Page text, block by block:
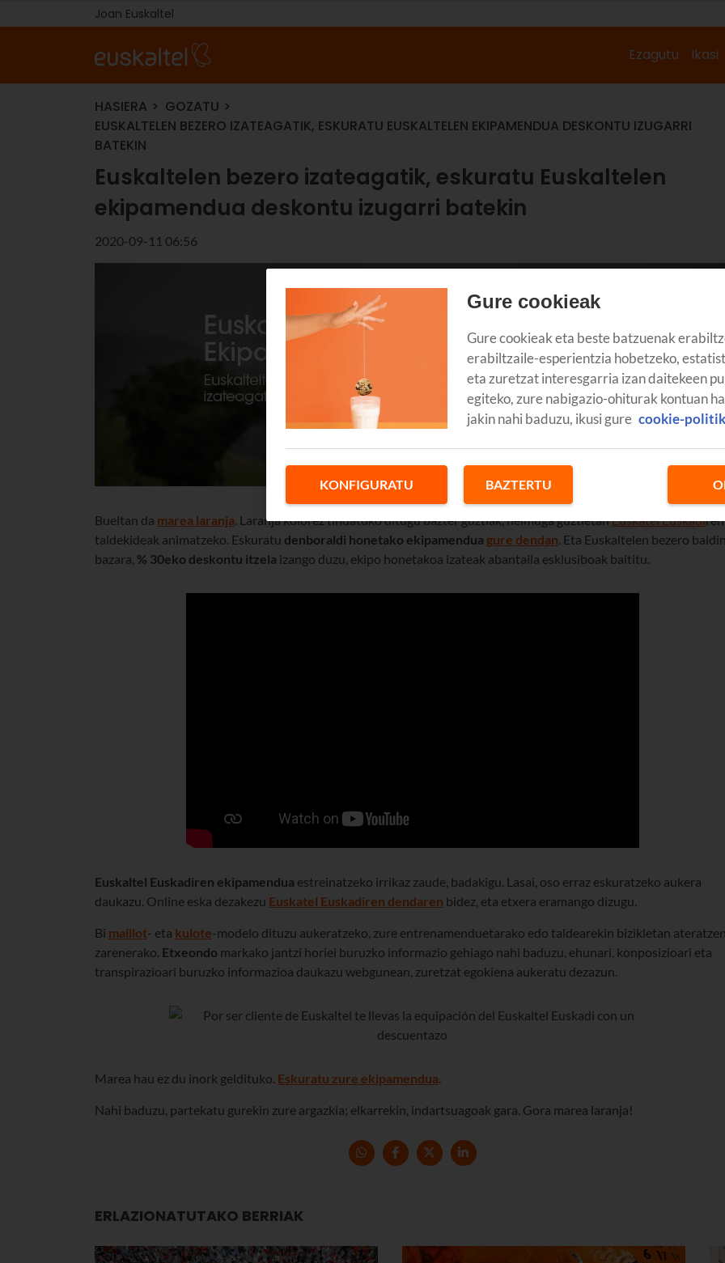
Joan Euskaltel
Ezagutu Ikasi
HASIERA
GOZATU
EUSKALTELEN BEZERO IZATEAGATIK, ESKURATU EUSKALTELEN EKIPAMENDUA DESKONTU IZUGARRI
BATEKIN
Euskaltelen bezero izateagatik, eskuratu Euskaltelen
ekipamendua deskontu izugarri batekin
2020-09-11 06:56
Bueltan da marea laranja . Laranja kolorez tindatuko ditugu bazter guztiak, helmuga guztietanEuskatel Euskadiren
taldekideak animatzeko. Eskuratu denboraldi honetako ekipamendua gure dendan . Eta Euskaltelen bezero
bazara, % 30eko deskontu itzela izango duzu, ekipo honetakoa izateak abantaila esklusiboak baititu.
Euskaltel Euskadiren ekipamendua estreinatzeko irrikaz zaude, badakigu. Lasai, oso erraz eskuratzeko aukera
daukazu. Online eska dezakezu Euskatel Euskadiren dendaren bidez, eta etxera eramango dizugu.
Bi maillot- eta kulote-modelo dituzu aukeratzeko, zure entrenamenduetarako edo taldearekin bizikletan
zarenerako. Etxeondo markako jantzi horiei buruzko informazio gehiago nahi baduzu, ehunari, konposizioari eta
transpirazioari buruzko informazioa daukazu webgunean, zuretzat egokiena aukeratu dezazun.
Marea hau ez du inork geldituko. Eskuratu zure ekipamendua
Nahi baduzu, partekatu gurekin zure argazkia; elkarrekin, indartsuagoak gara. Gora marea laranja!
ERLAZIONATUTAKO BERRIAK
Gure cookieak
Gure cookieak eta beste batzuenak
erabiltzaile-esperientzia hobetzeko,
eta zuretzat interesgarria izan daitekeen
egiteko, zure nabigazio-ohiturak kontuan
jakin nahi baduzu, ikusi gure cookie-
KONFIGURATU BAZTERTU